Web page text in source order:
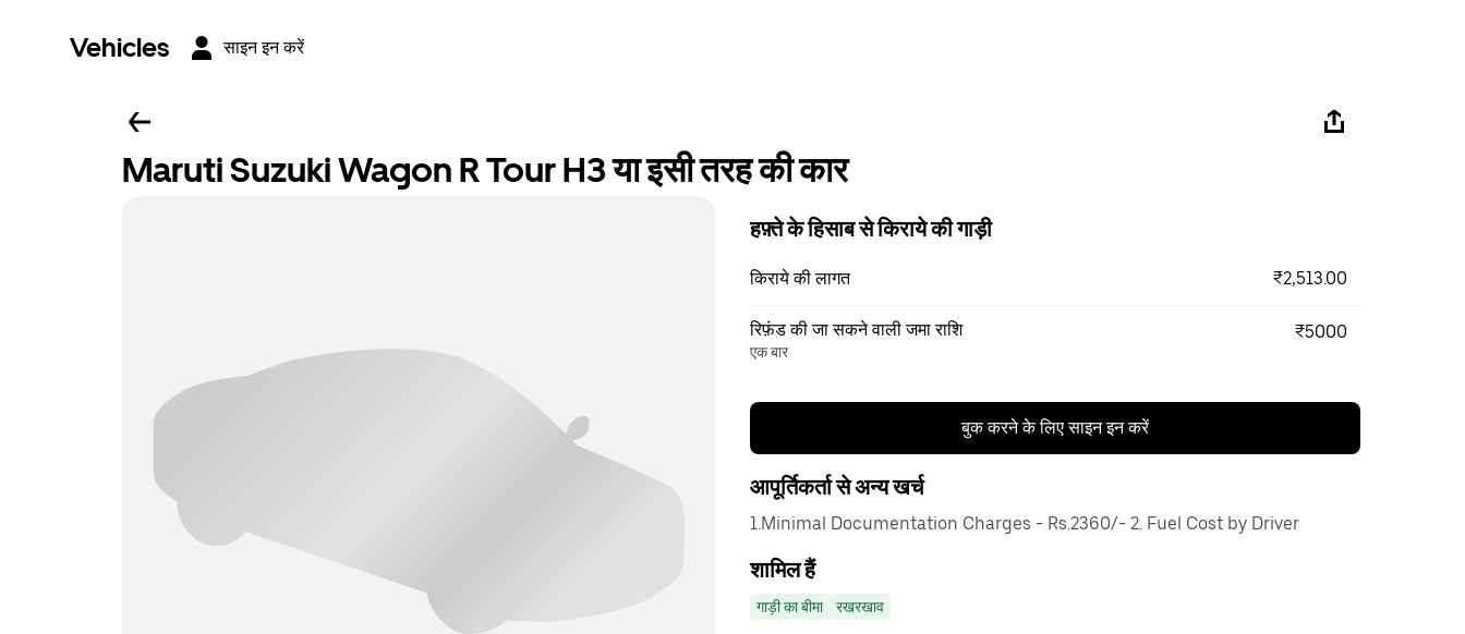
Vehicles साइन इन करें
Maruti Suzuki Wagon R Tour H3 या इसी तरह की कार
हफ़्ते के हिसाब से किराये की गाड़ी
किराये की लागत ₹2,513.00
रिफ़ंड की जा सकने वाली जमा राशि
एक बार
₹5000
बुक करने के लिए साइन इन करें
आपूर्तिकर्ता से अन्य खर्च
1.Minimal Documentation Charges - Rs.2360/- 2. Fuel Cost by Driver
शामिल हैं
गाड़ी का बीमा रखरखाव